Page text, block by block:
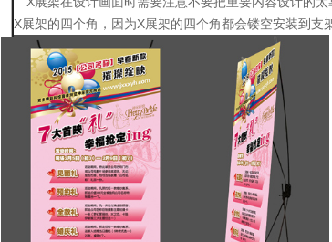
4
近X展架的四个角，因为X展架的四个角都会镂空安装到支